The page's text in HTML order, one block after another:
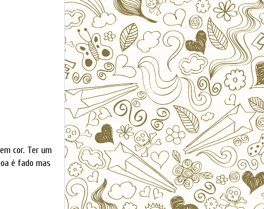
cor. Ter um
é fado mas